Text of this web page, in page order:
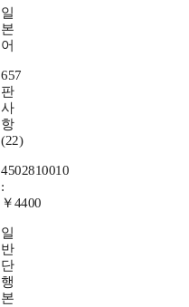
일
본
어
657
판
사
항
(22)
4502810010
:
￥4400
일
반
단
행
본